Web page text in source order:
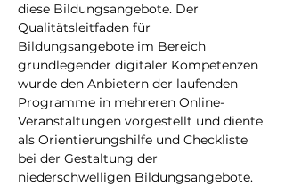
diese Bildungsangebote. Der
Qualitätsleitfaden für
Bildungsangebote im Bereich
grundlegender digitaler Kompetenzen
wurde den Anbietern der laufenden
Programme in mehreren Online-
Veranstaltungen vorgestellt und diente
als Orientierungshilfe und Checkliste
bei der Gestaltung der
niederschwelligen Bildungsangebote.